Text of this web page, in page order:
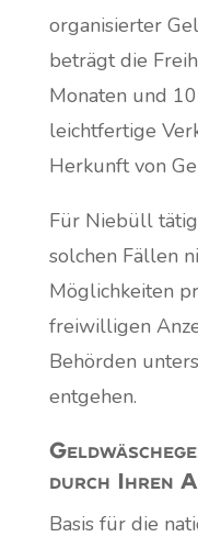
organisierter
beträgt die
Monaten und
leichtfertige
Herkunft von
Für Niebüll
solchen Fällen
Möglichkeiten
freiwilligen
Behörden
entgehen.
durch Ihren
Basis für die